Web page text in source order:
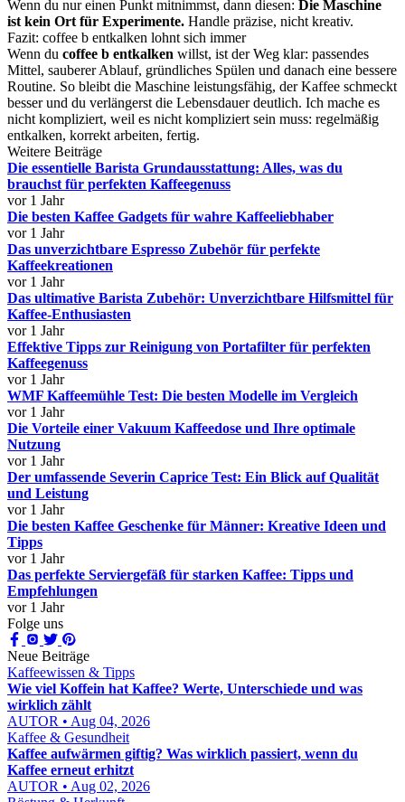
Wenn du nur einen Punkt mitnimmst, dann diesen: Die Maschine
ist kein Ort für Experimente. Handle präzise, nicht kreativ.
Fazit: coffee b entkalken lohnt sich immer
Wenn du coffee b entkalken willst, ist der Weg klar: passendes
Mittel, sauberer Ablauf, gründliches Spülen und danach eine bessere
Routine. So bleibt die Maschine leistungsfähig, der Kaffee schmeckt
besser und du verlängerst die Lebensdauer deutlich. Ich mache es
nicht kompliziert, weil es nicht kompliziert sein muss: regelmäßig
entkalken, korrekt arbeiten, fertig.
Weitere Beiträge
Die essentielle Barista Grundausstattung: Alles, was du
brauchst für perfekten Kaffeegenuss
vor 1 Jahr
Die besten Kaffee Gadgets für wahre Kaffeeliebhaber
vor 1 Jahr
Das unverzichtbare Espresso Zubehör für perfekte
Kaffeekreationen
vor 1 Jahr
Das ultimative Barista Zubehör: Unverzichtbare Hilfsmittel für
Kaffee-Enthusiasten
vor 1 Jahr
Effektive Tipps zur Reinigung von Portafilter für perfekten
Kaffeegenuss
vor 1 Jahr
WMF Kaffeemühle Test: Die besten Modelle im Vergleich
vor 1 Jahr
Die Vorteile einer Vakuum Kaffeedose und Ihre optimale
Nutzung
vor 1 Jahr
Der umfassende Severin Caprice Test: Ein Blick auf Qualität
und Leistung
vor 1 Jahr
Die besten Kaffee Geschenke für Männer: Kreative Ideen und
Tipps
vor 1 Jahr
Das perfekte Serviergefäß für starken Kaffee: Tipps und
Empfehlungen
vor 1 Jahr
Folge uns
Neue Beiträge
Kaffeewissen & Tipps
Wie viel Koffein hat Kaffee? Werte, Unterschiede und was
wirklich zählt
AUTOR • Aug 04, 2026
Kaffee & Gesundheit
Kaffee aufwärmen giftig? Was wirklich passiert, wenn du
Kaffee erneut erhitzt
AUTOR • Aug 02, 2026